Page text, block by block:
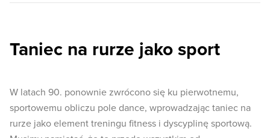
Taniec na rurze jako sport
W latach 90. ponownie zwrócono się ku pierwotnemu,
sportowemu obliczu pole dance, wprowadzając taniec na
rurze jako element treningu fitness i dyscyplinę sportową.